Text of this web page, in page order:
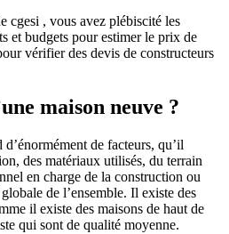
cgesi , vous avez plébiscité les
et budgets pour estimer le prix de
vérifier des devis de constructeurs
maison neuve ?
de facteurs, qu’il
des matériaux utilisés, du terrain
en charge de la construction ou
de l’ensemble. Il existe des
il existe des maisons de haut de
qui sont de qualité moyenne.